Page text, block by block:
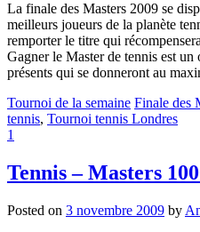
La finale des Masters 2009 se
meilleurs joueurs de la planète
remporter le titre qui
Gagner le Master de tennis est
présents qui se donneront au
Tournoi de la semaine Finale des
tennis, Tournoi tennis Londres
1
Tennis – Masters
Posted on 3 novembre 2009 by